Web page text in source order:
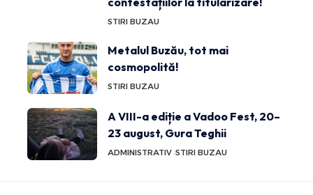
STIRI BUZAU
Metalul Buzău, tot mai
cosmopolită!
STIRI BUZAU
A VIII-a ediție a Vadoo Fest, 20–
23 august, Gura Teghii
ADMINISTRATIV STIRI BUZAU